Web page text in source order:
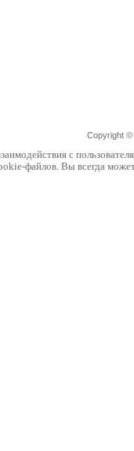
Copyright ©
с
файлов. Вы всегда